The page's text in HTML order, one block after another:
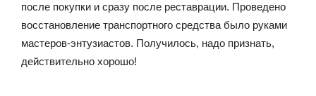
после покупки и сразу после реставрации. Проведено
восстановление транспортного средства было руками
мастеров-энтузиастов. Получилось, надо признать,
действительно хорошо!